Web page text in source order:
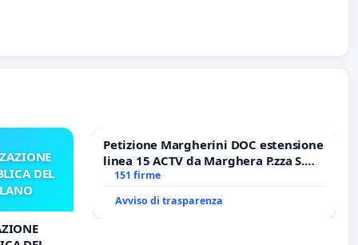
DEL
Petizione Margherini DOC estensione
linea 15 ACTV da Marghera P.zza S.
Antonio all'aeroporto Marco Polo
tariffa a € 1,50
151 firme
Avviso di trasparenza